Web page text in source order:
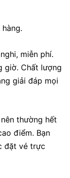
miễn phí.
giờ. Chất lượng
giải đáp mọi
thường hết
điểm. Bạn
đặt vé trực